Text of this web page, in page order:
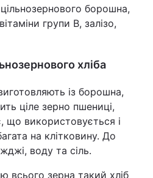
цільнозернового борошна,
групи B, залізо,
хліба
із борошна,
ціле зерно пшениці,
що використовується і
на клітковину. До
воду та сіль.
всього зерна такий хліб